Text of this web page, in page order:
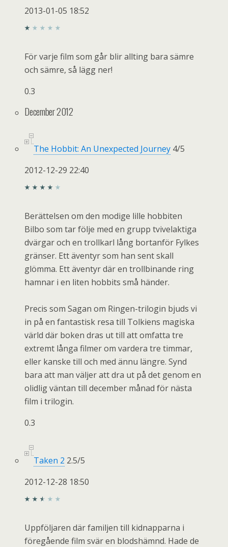
2013-01-05 18:52
För varje film som går blir allting bara sämre
och sämre, så lägg ner!
0.3
December 2012
The Hobbit: An Unexpected Journey 4/5
2012-12-29 22:40
Berättelsen om den modige lille hobbiten
Bilbo som tar följe med en grupp tvivelaktiga
dvärgar och en trollkarl lång bortanför Fylkes
gränser. Ett äventyr som han sent skall
glömma. Ett äventyr där en trollbinande ring
hamnar i en liten hobbits små händer.
Precis som Sagan om Ringen-trilogin bjuds vi
in på en fantastisk resa till Tolkiens magiska
värld där boken dras ut till att omfatta tre
extremt långa filmer om vardera tre timmar,
eller kanske till och med ännu längre. Synd
bara att man väljer att dra ut på det genom en
olidlig väntan till december månad för nästa
film i trilogin.
0.3
Taken 2 2.5/5
2012-12-28 18:50
Uppföljaren där familjen till kidnapparna i
föregående film svär en blodshämnd. Hade de